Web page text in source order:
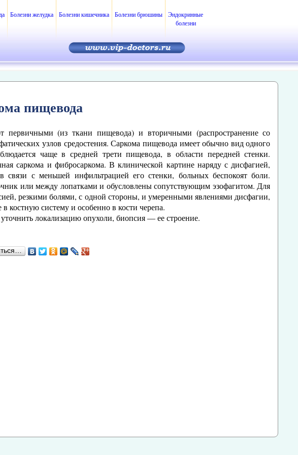
Эндокринные
болезни
Болезни брюшины
Болезни кишечника
Болезни желудка
пищевода
(из ткани пищевода) и вторичными (распространение со
узлов средостения. Саркома пищевода имеет обычно вид одного
чаще в средней трети пищевода, в области передней стенки.
саркома и фибросаркома. В клинической картине наряду с дисфагией,
с меньшей инфильтрацией его стенки, больных беспокоят боли.
или между лопатками и обусловлены сопутствующим эзофагитом. Для
резкими болями, с одной стороны, и умеренными явлениями дисфагии,
костную систему и особенно в кости черепа.
локализацию опухоли, биопсия — ее строение.